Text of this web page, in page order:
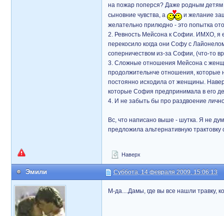
на пожар поперся? Даже родным детям
сыновние чувства, а
и желание
желательно прилюдно - это попытка
2. Ревность Мейсона к Софии. ИМХО, я
перекосило когда они Софу с
соперничеством из-за Софии, (что-то
3. Сложные отношения Мейсона с
продолжительнче отношения, которые
постоянно исходила от женщины.
которые София предпринимала в его
4. И не забыть бы про раздвоение
Вс, что написано выше - шутка. Я не
предложила альтернативную
Наверх
Эмили Суббота, 14 февраля 2009, 15:06:13
М-да....Дамы, где вы все нашли травку,